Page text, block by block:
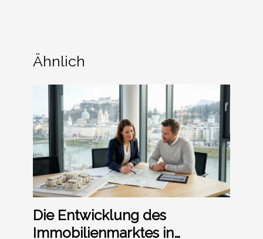
Ähnlich
Die Entwicklung des
Immobilienmarktes in